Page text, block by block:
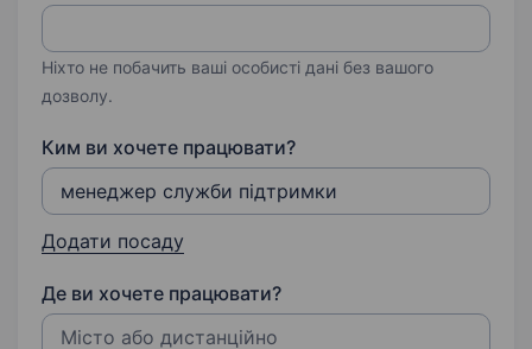
Ніхто не побачить ваші особисті дані без вашого
дозволу.
Ким ви хочете працювати?
Додати посаду
Де ви хочете працювати?